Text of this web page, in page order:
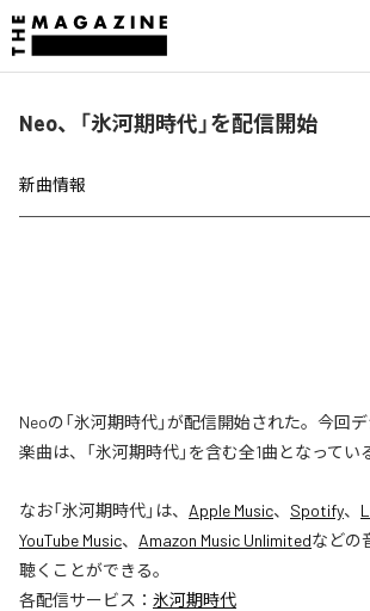
Neo、「氷河期時代」を配信開始
新曲情報
Neoの「氷河期時代」が配信開始された。今回
楽曲は、「氷河期時代」を含む全1曲となってい
なお「氷河期時代」は、 Apple Music、 Spotify、
YouTube Music、 Amazon Music Unlimitedなどの
聴くことができる。
各配信サービス： 氷河期時代